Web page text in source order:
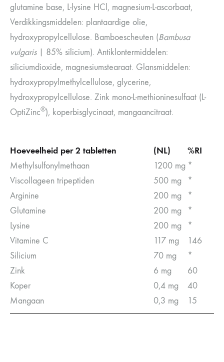
glutamine base, L-lysine HCl, magnesium-L-ascorbaat,
Verdikkingsmiddelen: plantaardige olie,
hydroxypropylcellulose. Bamboescheuten (Bambusa
vulgaris| 85% silicium). Antiklontermiddelen:
siliciumdioxide, magnesiumstearaat. Glansmiddelen:
hydroxypropylmethylcellulose, glycerine,
hydroxypropylcellulose. Zink mono-L-methioninesulfaat (L-
OptiZinc®), koperbisglycinaat, mangaancitraat.
Hoeveelheid per 2 tabletten
Methylsulfonylmethaan
Viscollageen tripeptiden
Arginine
Glutamine
Lysine
Vitamine C
Silicium
Zink
Koper
Mangaan
(NL)
1200 mg
500 mg
200 mg
200 mg
200 mg
117 mg
70 mg
6 mg
0,4 mg
0,3 mg
%RI
*
*
*
*
*
146
*
60
40
15